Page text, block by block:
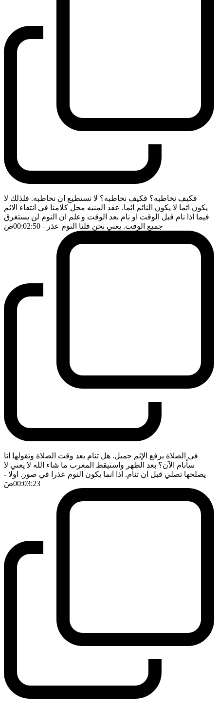
فكيف نخاطبه؟ فكيف نخاطبه؟ لا نستطيع ان نخاطبه. فلذلك لا
يكون اثما لا يكون النائم اثما. عقد المنبه محل كلامنا في انتفاء الاثم
فيما اذا نام قبل الوقت او نام بعد الوقت وعلم ان النوم لن يستغرق
جميع الوقت. يعني نحن قلنا النوم عذر - 00:02:50 ضَ
في الصلاة يرفع الإثم جميل. هل تنام بعد وقت الصلاة وتقولها انا
سأنام الآن؟ بعد الظهر واستيقظ المغرب ما شاء الله لا يعني لا
يصلحها تصلي قبل ان تنام. اذا انما يكون النوم عذرا في صور. اولا -
00:03:23ضَ